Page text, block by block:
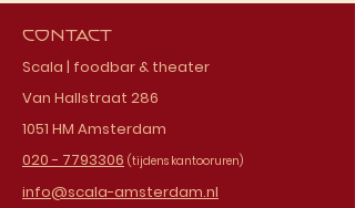
Contact
Scala | foodbar & theater
Van Hallstraat 286
1051 HM Amsterdam
020 - 7793306 (tijdens kantooruren)
info@scala-amsterdam.nl